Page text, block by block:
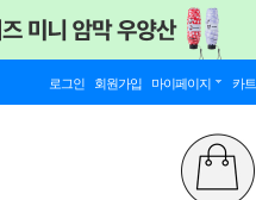
로그인 회원가입 마이페이지 카트